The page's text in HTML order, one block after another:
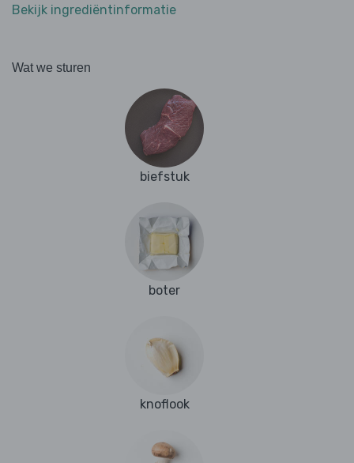
Bekijk ingrediëntinformatie
Wat we sturen
biefstuk
boter
knoflook